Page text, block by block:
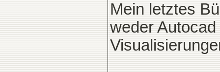
Mein letztes
weder